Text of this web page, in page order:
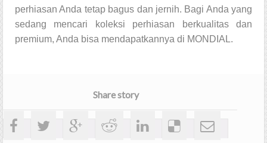
perhiasan Anda tetap bagus dan jernih. Bagi Anda yang
sedang mencari koleksi perhiasan berkualitas dan
premium, Anda bisa mendapatkannya di MONDIAL.
Share story